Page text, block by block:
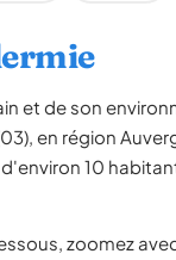
et de son
en région
10
zoomez